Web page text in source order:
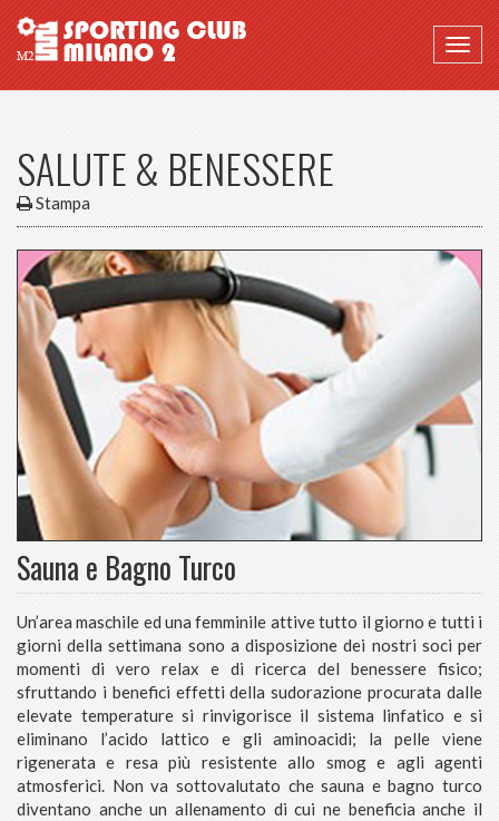
SALUTE & BENESSERE
Stampa
Sauna e Bagno Turco
Un’area maschile ed una femminile attive tutto il giorno e tutti i
giorni della settimana sono a disposizione dei nostri soci per
momenti di vero relax e di ricerca del benessere fisico;
sfruttando i benefici effetti della sudorazione procurata dalle
elevate temperature si rinvigorisce il sistema linfatico e si
eliminano l’acido lattico e gli aminoacidi; la pelle viene
rigenerata e resa più resistente allo smog e agli agenti
atmosferici. Non va sottovalutato che sauna e bagno turco
diventano anche un allenamento di cui ne beneficia anche il